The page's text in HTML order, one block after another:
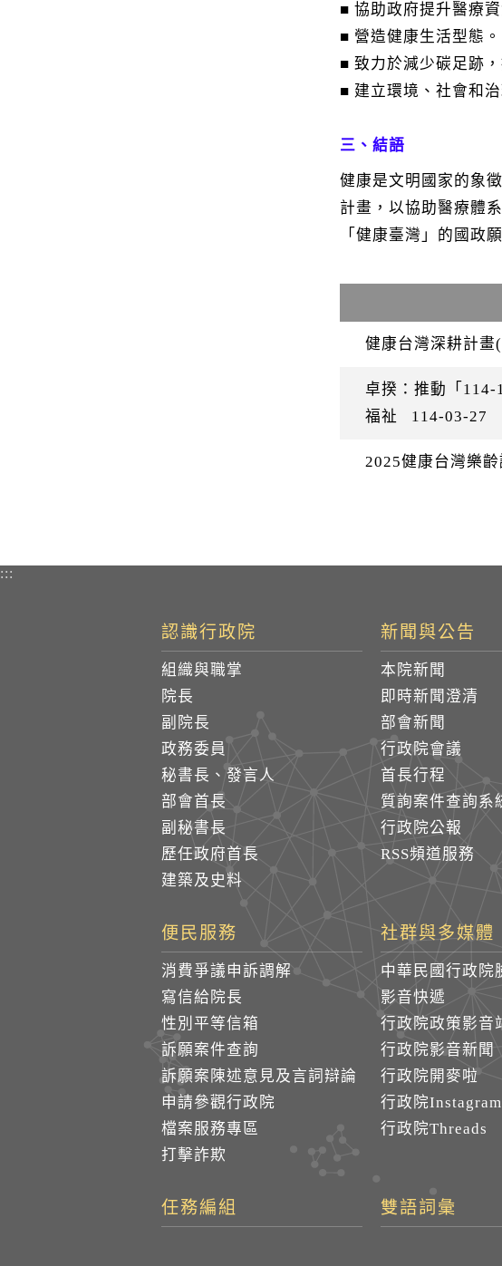
■ 協助政府提升醫療
■ 營造健康生活型態。
■ 致力於減少碳足跡
■ 建立環境、社會和
三、結語
健康是文明國家的象
計畫，以協助醫療體
「健康臺灣」的國政
健康台灣深耕計畫
卓揆：推動「
福祉
114-03-27
2025健康台灣樂
:::
認識行政院
組織與職掌
院長
副院長
政務委員
秘書長、發言人
部會首長
副秘書長
歷任政府首長
建築及史料
新聞與公告
本院新聞
即時新聞澄清
部會新聞
行政院會議
首長行程
質詢案件查詢系
行政院公報
RSS頻道服務
便民服務
消費爭議申訴調解
寫信給院長
性別平等信箱
訴願案件查詢
訴願案陳述意見及言詞辯論
申請參觀行政院
檔案服務專區
打擊詐欺
社群與多媒體
中華民國行政院
影音快遞
行政院政策影音
行政院影音新聞
行政院開麥啦
行政院Instagram
行政院Threads
任務編組 雙語詞彙